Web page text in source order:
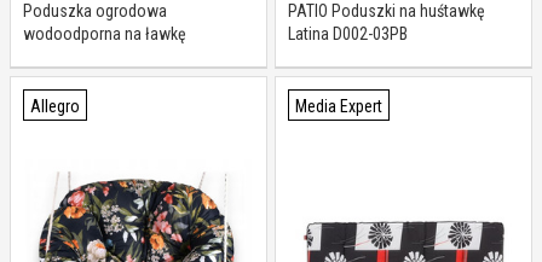
Poduszka ogrodowa
wodoodporna na ławkę
120x40+40
PATIO Poduszki na huśtawkę
Latina D002-03PB
Allegro Media Expert